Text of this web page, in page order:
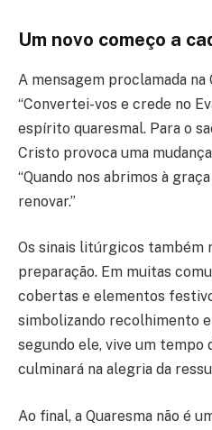
Um novo começo a
A mensagem proclamada
“Convertei-vos e crede no
espírito quaresmal. Para o
Cristo provoca uma
“Quando nos abrimos à
renovar.”
Os sinais litúrgicos também
preparação. Em muitas
cobertas e elementos
simbolizando recolhimento
segundo ele, vive um tempo
culminará na alegria da
Ao final, a Quaresma não é